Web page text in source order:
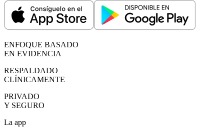
ENFOQUE BASADO
EN EVIDENCIA
RESPALDADO
CLÍNICAMENTE
PRIVADO
Y SEGURO
La app